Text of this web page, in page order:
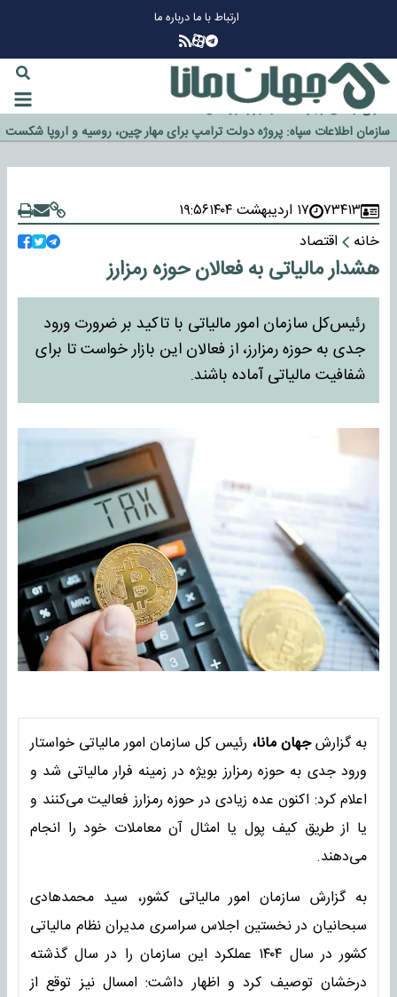
ارتباط با مادرباره ما
گزینه جدایی اوسمار روی میز مدیران پرسپولیس
آیا رئیس جمهور آمریکا قانون را دور می‌زند؟
اخراج رسمی چهره نامدار از پرسپولیس
سازمان اطلاعات سپاه: پروژه دولت ترامپ برای مهار چین، روسیه و اروپا شکست
خورد
۷۳۴۱۳ ۱۷ اردیبهشت ۱۴۰۴
۱۹:۵۶
خانه
اقتصاد
هشدار مالیاتی به فعالان حوزه رمزارز
رئیس‌کل سازمان امور مالیاتی با تاکید بر ضرورت ورود
جدی به حوزه رمزارز، از فعالان این بازار خواست تا برای
شفافیت مالیاتی آماده باشند.
به گزارشجهان مانا، رئیس کل سازمان امور مالیاتی خواستار
ورود جدی به حوزه رمزارز بویژه در زمینه فرار مالیاتی شد و
اعلام کرد: اکنون عده زیادی در حوزه رمزارز فعالیت می‌کنند و
یا از طریق کیف پول یا امثال آن معاملات خود را انجام
می‌دهند.
به گزارش سازمان امور مالیاتی کشور، سید محمدهادی
سبحانیان در نخستین اجلاس سراسری مدیران نظام مالیاتی
کشور در سال ۱۴۰۴ عملکرد این سازمان را در سال گذشته
درخشان توصیف کرد و اظهار داشت: امسال نیز توقع از